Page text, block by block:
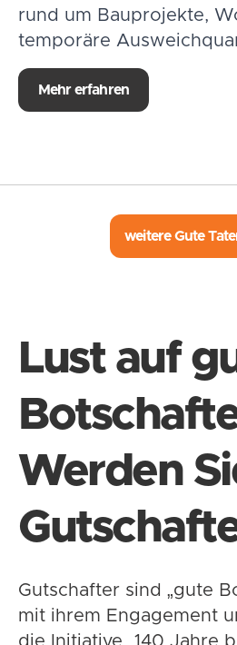
rund um Bauprojekte,
temporäre
Mehr erfahren
weitere Gute
Lust auf
Werden
Gutschafter sind „gute
mit ihrem Engagement
die Initiative „140 Jahre